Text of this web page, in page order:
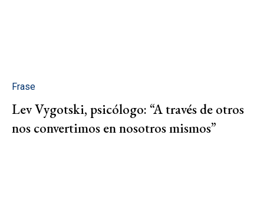
Frase
Lev Vygotski, psicólogo: “A través de otros
nos convertimos en nosotros mismos”